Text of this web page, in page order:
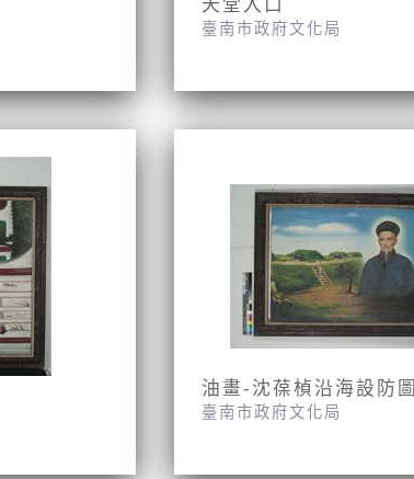
天堂入口
臺南市政府文化局
油畫-沈葆楨沿海設防圖
臺南市政府文化局